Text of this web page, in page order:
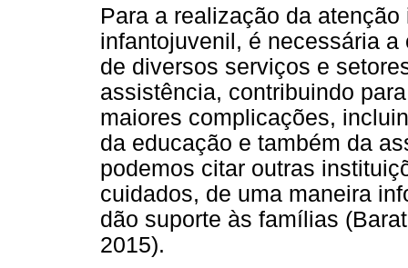
Para a realização da
infantojuvenil, é necessária
de diversos serviços e
assistência, contribuindo
maiores complicações,
da educação e também da
podemos citar outras
cuidados, de uma maneira
dão suporte às famílias
2015).